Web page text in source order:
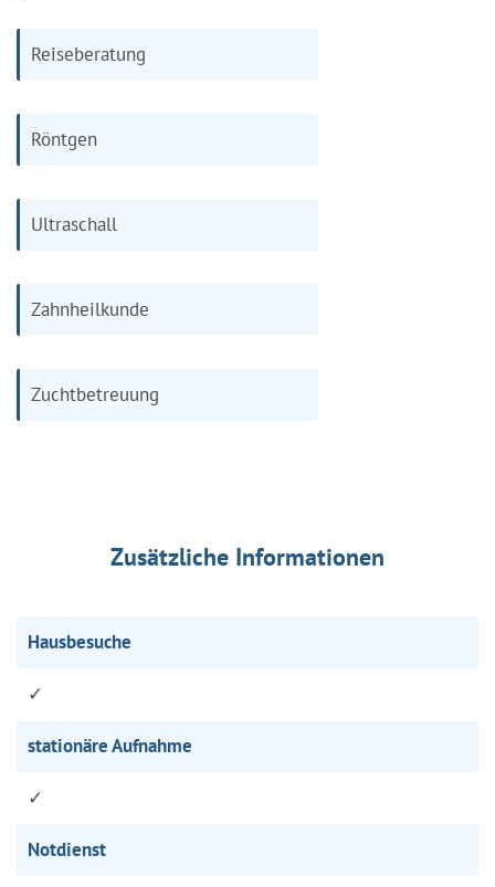
Reiseberatung
Röntgen
Ultraschall
Zahnheilkunde
Zuchtbetreuung
Zusätzliche Informationen
Hausbesuche
✓
stationäre Aufnahme
✓
Notdienst